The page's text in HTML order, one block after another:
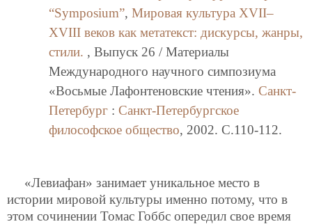
“Symposium”, Мировая культура XVII–
XVIII веков как метатекст: дискурсы, жанры,
стили. , Выпуск 26 / Материалы
Международного научного симпозиума
«Восьмые Лафонтеновские чтения». Санкт-
Петербург : Санкт-Петербургское
философское общество, 2002. C.110-112.
«Левиафан» занимает уникальное место в
истории мировой культуры именно потому, что в
этом сочинении Томас Гоббс опередил свое время